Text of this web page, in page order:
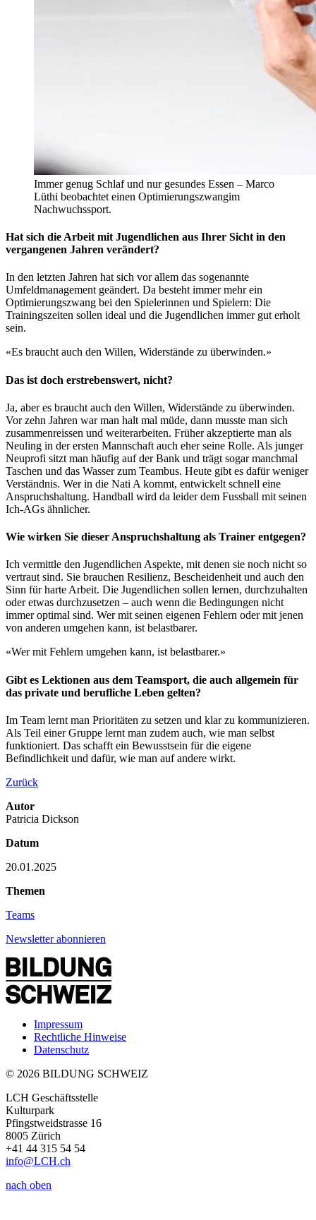
Immer genug Schlaf und nur gesundes Essen – Marco
Lüthi beobachtet einen Optimierungszwangim
Nachwuchssport.
Hat sich die Arbeit mit Jugendlichen aus Ihrer Sicht in den
vergangenen Jahren verändert?
In den letzten Jahren hat sich vor allem das sogenannte
Umfeldmanagement geändert. Da besteht immer mehr ein
Optimierungszwang bei den Spielerinnen und Spielern: Die
Trainingszeiten sollen ideal und die Jugendlichen immer gut erholt
sein.
«Es braucht auch den Willen, Widerstände zu überwinden.»
Das ist doch erstrebenswert, nicht?
Ja, aber es braucht auch den Willen, Widerstände zu überwinden.
Vor zehn Jahren war man halt mal müde, dann musste man sich
zusammenreissen und weiterarbeiten. Früher akzeptierte man als
Neuling in der ersten Mannschaft auch eher seine Rolle. Als junger
Neuprofi sitzt man häufig auf der Bank und trägt sogar manchmal
Taschen und das Wasser zum Teambus. Heute gibt es dafür weniger
Verständnis. Wer in die Nati A kommt, entwickelt schnell eine
Anspruchshaltung. Handball wird da leider dem Fussball mit seinen
Ich-AGs ähnlicher.
Wie wirken Sie dieser Anspruchshaltung als Trainer entgegen?
Ich vermittle den Jugendlichen Aspekte, mit denen sie noch nicht so
vertraut sind. Sie brauchen Resilienz, Bescheidenheit und auch den
Sinn für harte Arbeit. Die Jugendlichen sollen lernen, durchzuhalten
oder etwas durchzusetzen – auch wenn die Bedingungen nicht
immer optimal sind. Wer mit seinen eigenen Fehlern oder mit jenen
von anderen umgehen kann, ist belastbarer.
«Wer mit Fehlern umgehen kann, ist belastbarer.»
Gibt es Lektionen aus dem Teamsport, die auch allgemein für
das private und berufliche Leben gelten?
Im Team lernt man Prioritäten zu setzen und klar zu kommunizieren.
Als Teil einer Gruppe lernt man zudem auch, wie man selbst
funktioniert. Das schafft ein Bewusstsein für die eigene
Befindlichkeit und dafür, wie man auf andere wirkt.
Zurück
Autor
Patricia Dickson
Datum
20.01.2025
Themen
Teams
Newsletter abonnieren
Impressum
Rechtliche Hinweise
Datenschutz
© 2026 BILDUNG SCHWEIZ
LCH Geschäftsstelle
Kulturpark
Pfingstweidstrasse 16
8005 Zürich
+41 44 315 54 54
info@LCH.ch
nach oben